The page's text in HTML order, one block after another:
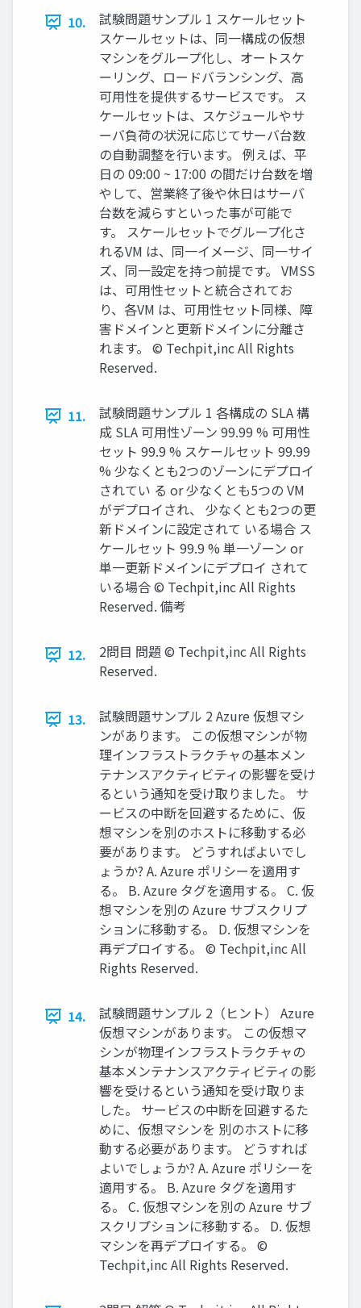
10.
試験問題サンプル 1 スケールセット
スケールセットは、同一構成の仮想
マシンをグループ化し、オートスケ
ーリング、ロードバランシング、高
可用性を提供するサービスです。 ス
ケールセットは、スケジュールやサ
ーバ負荷の状況に応じてサーバ台数
の自動調整を行います。 例えば、平
日の 09:00 ~ 17:00 の間だけ台数を増
やして、営業終了後や休日はサーバ
台数を減らすといった事が可能で
す。 スケールセットでグループ化さ
れるVM は、同一イメージ、同一サイ
ズ、同一設定を持つ前提です。 VMSS
は、可用性セットと統合されてお
り、各VM は、可用性セット同様、障
害ドメインと更新ドメインに分離さ
れます。 © Techpit,inc All Rights
Reserved.
11.
試験問題サンプル 1 各構成の SLA 構
成 SLA 可用性ゾーン 99.99 % 可用性
セット 99.9 % スケールセット 99.99
% 少なくとも2つのゾーンにデプロイ
されてい る or 少なくとも5つの VM
がデプロイされ、 少なくとも2つの更
新ドメインに設定されて いる場合 ス
ケールセット 99.9 % 単一ゾーン or
単一更新ドメインにデプロイ されて
いる場合 © Techpit,inc All Rights
Reserved. 備考
12.
2問目 問題 © Techpit,inc All Rights
Reserved.
13.
試験問題サンプル 2 Azure 仮想マシ
ンがあります。 この仮想マシンが物
理インフラストラクチャの基本メン
テナンスアクティビティの影響を受け
るという通知を受け取りました。 サ
ービスの中断を回避するために、仮
想マシンを別のホストに移動する必
要があります。 どうすればよいでし
ょうか? A. Azure ポリシーを適用す
る。 B. Azure タグを適用する。 C. 仮
想マシンを別の Azure サブスクリプ
ションに移動する。 D. 仮想マシンを
再デプロイする。 © Techpit,inc All
Rights Reserved.
14.
試験問題サンプル 2（ヒント） Azure
仮想マシンがあります。 この仮想マ
シンが物理インフラストラクチャの
基本メンテナンスアクティビティの影
響を受けるという通知を受け取りま
した。 サービスの中断を回避するた
めに、仮想マシンを 別のホストに移
動する必要があります。 どうすれば
よいでしょうか? A. Azure ポリシーを
適用する。 B. Azure タグを適用す
る。 C. 仮想マシンを別の Azure サブ
スクリプションに移動する。 D. 仮想
マシンを再デプロイする。 ©
Techpit,inc All Rights Reserved.